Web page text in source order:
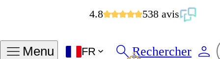
4.8 538 avis
Menu FR Rechercher